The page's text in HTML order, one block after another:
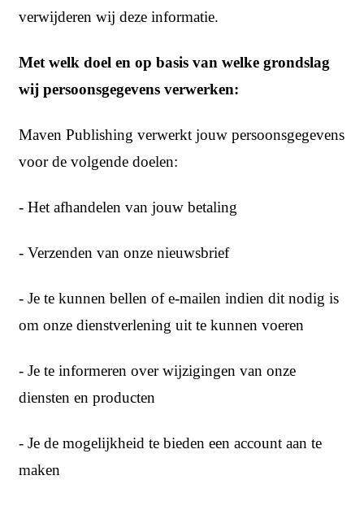
verwijderen wij deze informatie.
Met welk doel en op basis van welke grondslag
wij persoonsgegevens verwerken:
Maven Publishing verwerkt jouw persoonsgegevens
voor de volgende doelen:
- Het afhandelen van jouw betaling
- Verzenden van onze nieuwsbrief
- Je te kunnen bellen of e-mailen indien dit nodig is
om onze dienstverlening uit te kunnen voeren
- Je te informeren over wijzigingen van onze
diensten en producten
- Je de mogelijkheid te bieden een account aan te
maken